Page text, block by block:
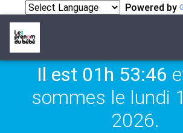
Powered by
Il est 01h 53:46
sommes le lundi
2026.